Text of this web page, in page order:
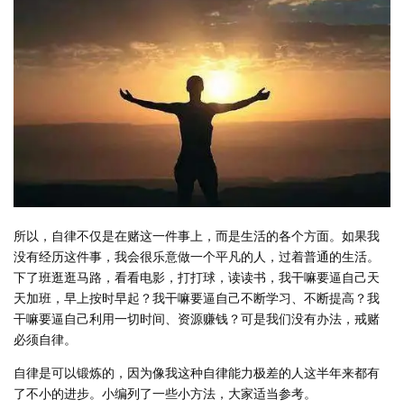
所以，自律不仅是在赌这一件事上，而是生活的各个方面。如果我
没有经历这件事，我会很乐意做一个平凡的人，过着普通的生活。
下了班逛逛马路，看看电影，打打球，读读书，我干嘛要逼自己天
天加班，早上按时早起？我干嘛要逼自己不断学习、不断提高？我
干嘛要逼自己利用一切时间、资源赚钱？可是我们没有办法，戒赌
必须自律。
自律是可以锻炼的，因为像我这种自律能力极差的人这半年来都有
了不小的进步。小编列了一些小方法，大家适当参考。